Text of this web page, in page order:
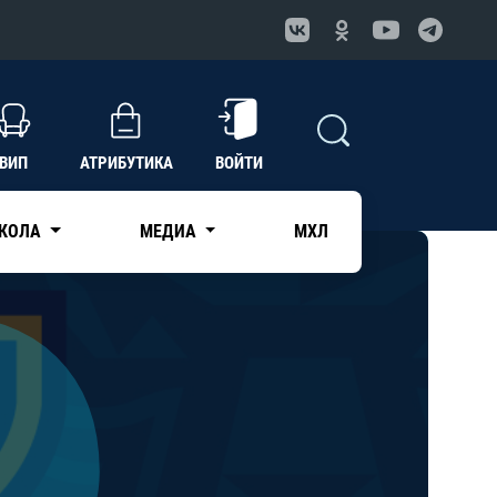
АТРИБУТИКА ВОЙТИ
МЕДИА МХЛ